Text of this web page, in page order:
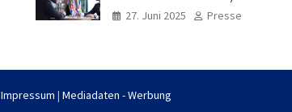
professionell, online
zugänglich
27. Juni 2025 Presse
Impressum | Mediadaten - Werbung